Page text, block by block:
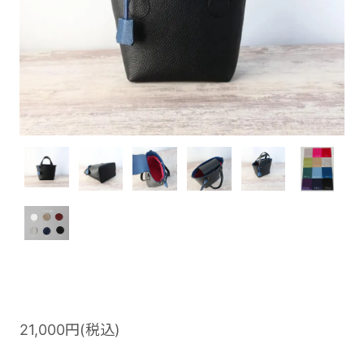
21,000円(税込)